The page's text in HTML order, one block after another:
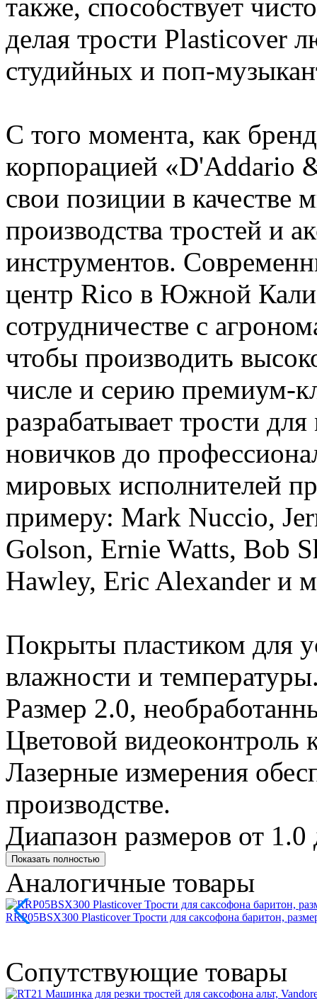
также, способствует
делая трости Plasticover
студийных и поп-
С того момента, как
корпорацией «D'Addario
свои позиции в качестве
производства тростей и
инструментов.
центр Rico в Южной
сотрудничестве с
чтобы производить
числе и серию премиум-
разрабатывает трости
новичков до
мировых исполнителей
примеру: Mark Nuccio,
Golson, Ernie Watts, Bob
Hawley, Eric Alexander и
Покрыты пластиком для
влажности и
Размер 2.0,
Цветовой видеоконтроль
Лазерные измерения
производстве.
Диапазон размеров от 1.0
Показать полностью
Аналогичные товары
RRP05BSX300 Plasticover Трости для саксофона баритон,
Сопутствующие товары